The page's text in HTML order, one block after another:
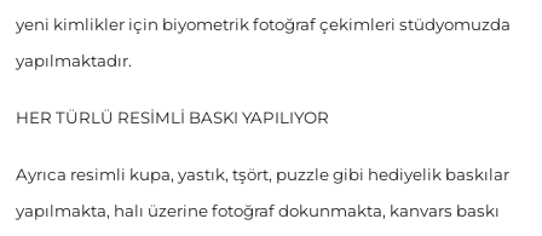
yeni kimlikler için biyometrik fotoğraf çekimleri stüdyomuzda
yapılmaktadır.
HER TÜRLÜ RESİMLİ BASKI YAPILIYOR
Ayrıca resimli kupa, yastık, tşört, puzzle gibi hediyelik baskılar
yapılmakta, halı üzerine fotoğraf dokunmakta, kanvars baskı